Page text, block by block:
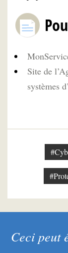
Site de
systèmes
Ceci peut